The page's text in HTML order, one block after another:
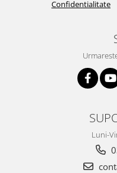
Confidentialitate
Luni-